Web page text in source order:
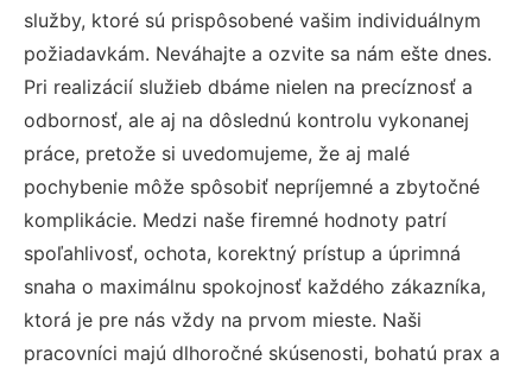
služby, ktoré sú prispôsobené vašim individuálnym
požiadavkám. Neváhajte a ozvite sa nám ešte dnes.
Pri realizácií služieb dbáme nielen na precíznosť a
odbornosť, ale aj na dôslednú kontrolu vykonanej
práce, pretože si uvedomujeme, že aj malé
pochybenie môže spôsobiť nepríjemné a zbytočné
komplikácie. Medzi naše firemné hodnoty patrí
spoľahlivosť, ochota, korektný prístup a úprimná
snaha o maximálnu spokojnosť každého zákazníka,
ktorá je pre nás vždy na prvom mieste. Naši
pracovníci majú dlhoročné skúsenosti, bohatú prax a